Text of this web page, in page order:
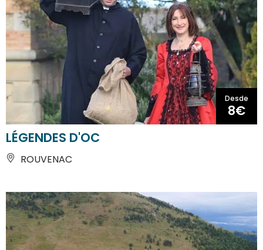
Desde
8€
LÉGENDES D'OC
ROUVENAC